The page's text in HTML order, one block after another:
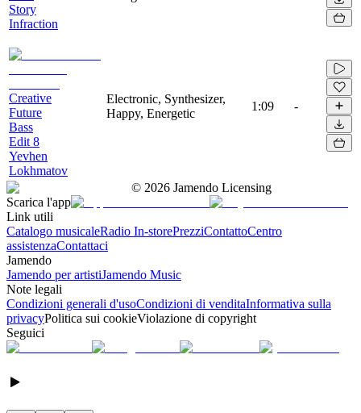
Story
Infraction
Creative
Future
Bass
Edit 8
Yevhen
Lokhmatov
Electronic, Synthesizer,
Happy, Energetic
1:09 -
© 2026 Jamendo Licensing
Scarica l'app
Link utili
Catalogo musicaleRadio In-storePrezziContattoCentro
assistenzaContattaci
Jamendo
Jamendo per artistiJamendo Music
Note legali
Condizioni generali d'usoCondizioni di venditaInformativa sulla
privacyPolitica sui cookieViolazione di copyright
Seguici